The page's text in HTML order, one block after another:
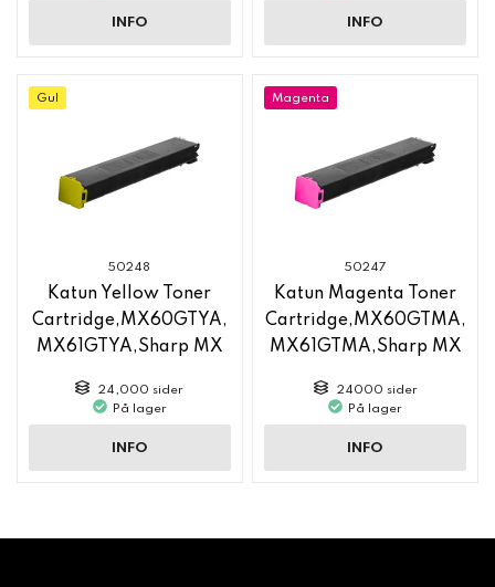
INFO INFO
Gul
50248
Katun Yellow Toner
Cartridge,MX60GTYA,
MX61GTYA,Sharp MX
24,000 sider
På lager
INFO
Magenta
50247
Katun Magenta Toner
Cartridge,MX60GTMA,
MX61GTMA,Sharp MX
24000 sider
På lager
INFO